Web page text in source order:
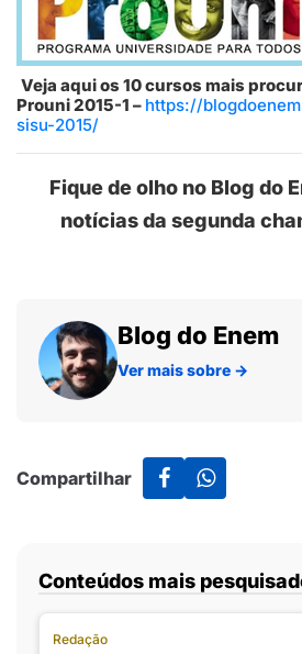
Veja aqui os 10 cursos mais
Prouni 2015-1 – https://
sisu-2015/
Fique de olho no Blog do
notícias da segunda
Blog do Enem
Ver mais sobre →
Compartilhar
Conteúdos mais
Redação